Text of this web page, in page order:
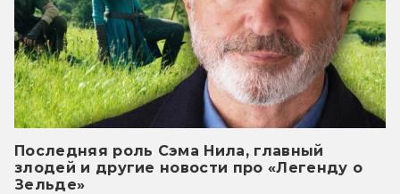
Последняя роль Сэма Нила, главный
злодей и другие новости про «Легенду о
Зельде»